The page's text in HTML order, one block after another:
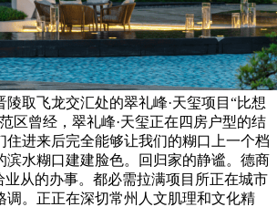
取飞龙交汇处的翠礼峰·天玺项目“比想
区曾经，翠礼峰·天玺正在四房户型的结
住进来后完全能够让我们的糊口上一个档
滨水糊口建建脸色。回归家的静谧。德商
业从的办事。都必需拉满项目所正在城市
调。正正在深切常州人文肌理和文化精